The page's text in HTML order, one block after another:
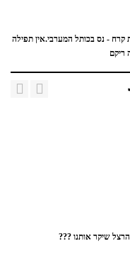
קרח - נס בכותל המערבי.אין תפילה
ריקם
שיקר אותנו ???